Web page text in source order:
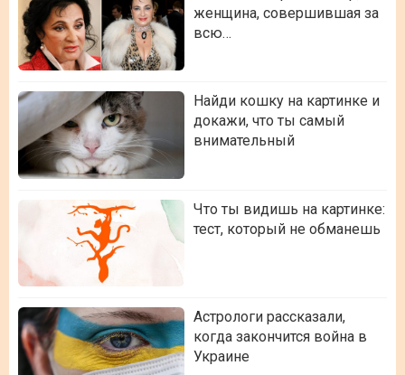
женщина, совершившая за
всю…
Найди кошку на картинке и
докажи, что ты самый
внимательный
Что ты видишь на картинке:
тест, который не обманешь
Астрологи рассказали,
когда закончится война в
Украине